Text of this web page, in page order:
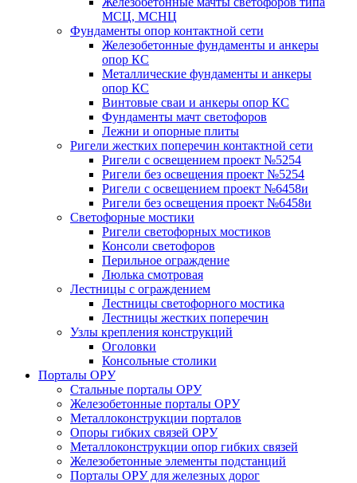
МСЦ, МСНЦ
Фундаменты опор контактной сети
Железобетонные фундаменты и анкеры
опор КС
Металлические фундаменты и анкеры
опор КС
Винтовые сваи и анкеры опор КС
Фундаменты мачт светофоров
Лежни и опорные плиты
Ригели жестких поперечин контактной сети
Ригели с освещением проект №5254
Ригели без освещения проект №5254
Ригели с освещением проект №6458и
Ригели без освещения проект №6458и
Светофорные мостики
Ригели светофорных мостиков
Консоли светофоров
Перильное ограждение
Люлька смотровая
Лестницы с ограждением
Лестницы светофорного мостика
Лестницы жестких поперечин
Узлы крепления конструкций
Оголовки
Консольные столики
Порталы ОРУ
Стальные порталы ОРУ
Железобетонные порталы ОРУ
Металлоконструкции порталов
Опоры гибких связей ОРУ
Металлоконструкции опор гибких связей
Железобетонные элементы подстанций
Порталы ОРУ для железных дорог